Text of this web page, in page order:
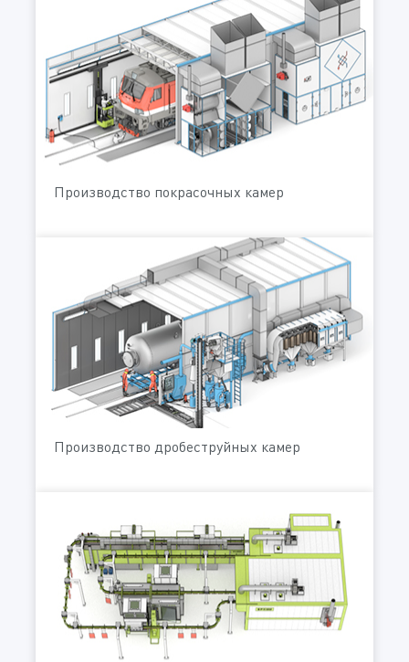
Производство покрасочных камер
Производство дробеструйных камер